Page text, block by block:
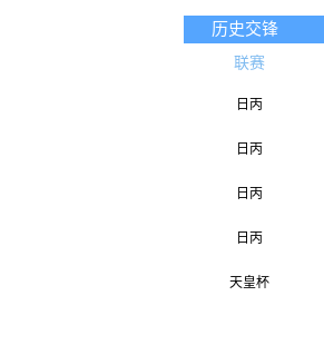
历史交锋
联赛
日丙
日丙
日丙
日丙
天皇杯